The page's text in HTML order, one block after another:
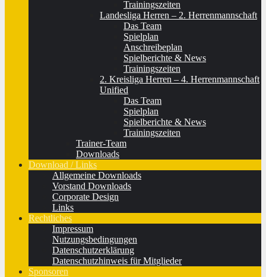
Trainingszeiten
Landesliga Herren – 2. Herrenmannschaft
Das Team
Spielplan
Anschreibeplan
Spielberichte & News
Trainingszeiten
2. Kreisliga Herren – 4. Herrenmannschaft
Unified
Das Team
Spielplan
Spielberichte & News
Trainingszeiten
Trainer-Team
Downloads
Download / Links
Allgemeine Downloads
Vorstand Downloads
Corporate Design
Links
Rechtliches
Impressum
Nutzungsbedingungen
Datenschutzerklärung
Datenschutzhinweis für Mitglieder
Sponsoren